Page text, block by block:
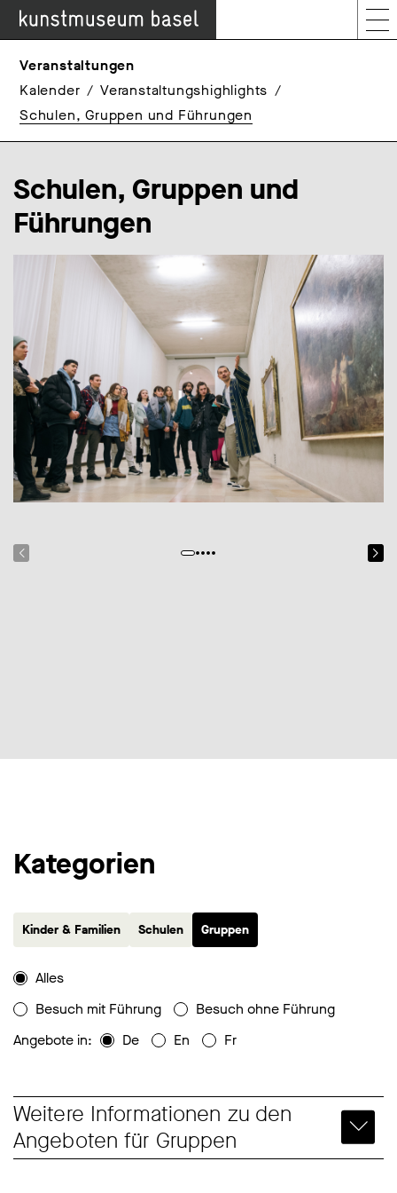
Veranstaltungen
Kalender
Veranstaltungshighlights
Schulen, Gruppen und Führungen
Schulen, Gruppen und
Führungen
Kategorien
Kinder & Familien Schulen Gruppen
Alles
Besuch mit Führung
Besuch ohne Führung
Angebote in:
De En Fr
Weitere Informationen zu den
Angeboten für Gruppen